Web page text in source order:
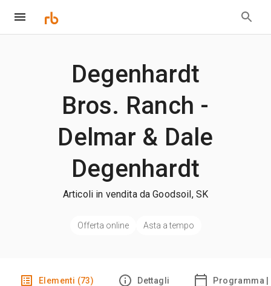
Degenhardt
Bros. Ranch -
Delmar & Dale
Degenhardt
Articoli in vendita da Goodsoil, SK
Offerta online Asta a tempo
Elementi (73) Dettagli Programma |